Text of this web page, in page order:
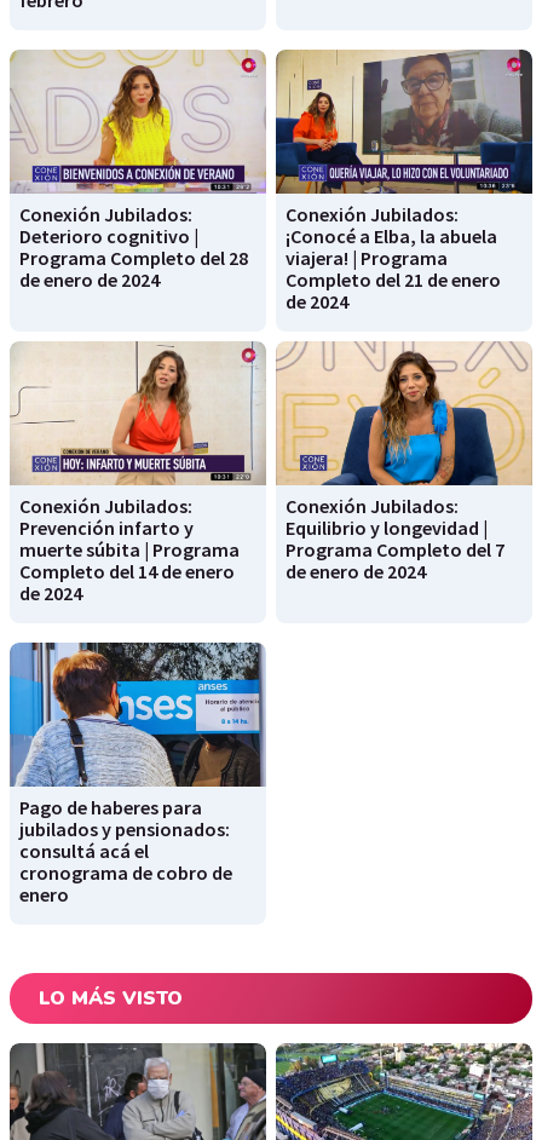
Conexión Jubilados:
Deterioro cognitivo |
Programa Completo del 28
de enero de 2024
Conexión Jubilados:
¡Conocé a Elba, la abuela
viajera! | Programa
Completo del 21 de enero
de 2024
Conexión Jubilados:
Prevención infarto y
muerte súbita | Programa
Completo del 14 de enero
de 2024
Conexión Jubilados:
Equilibrio y longevidad |
Programa Completo del 7
de enero de 2024
Pago de haberes para
jubilados y pensionados:
consultá acá el
cronograma de cobro de
enero
LO MÁS VISTO